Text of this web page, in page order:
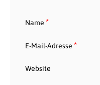
Name *
E-Mail-Adresse *
Website